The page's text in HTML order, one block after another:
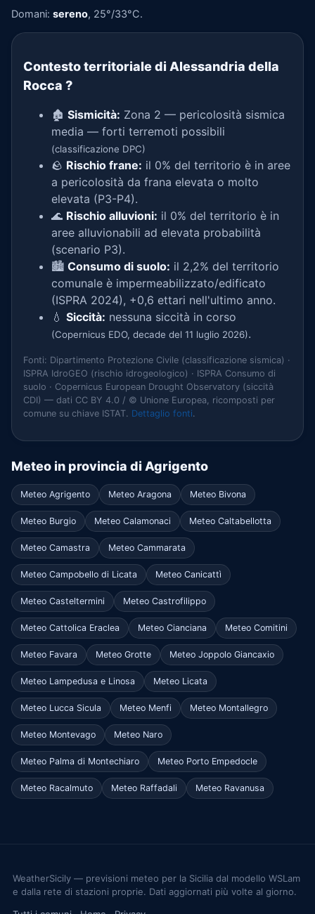
Domani: sereno, 25°/33°C.
Contesto territoriale di Alessandria della
Rocca ?
🏚️ Sismicità: Zona 2 — pericolosità sismica
media — forti terremoti possibili
(classificazione DPC)
🪨 Rischio frane: il 0% del territorio è in aree
a pericolosità da frana elevata o molto
elevata (P3-P4).
🌊 Rischio alluvioni: il 0% del territorio è in
aree alluvionabili ad elevata probabilità
(scenario P3).
🏙️ Consumo di suolo: il 2,2% del territorio
comunale è impermeabilizzato/edificato
(ISPRA 2024), +0,6 ettari nell'ultimo anno.
💧 Siccità: nessuna siccità in corso
(Copernicus EDO, decade del 11 luglio 2026).
Fonti: Dipartimento Protezione Civile (classificazione sismica) ·
ISPRA IdroGEO (rischio idrogeologico) · ISPRA Consumo di
suolo · Copernicus European Drought Observatory (siccità
CDI) — dati CC BY 4.0 / © Unione Europea, ricomposti per
comune su chiave ISTAT. Dettaglio fonti.
Meteo in provincia di Agrigento
Meteo Agrigento Meteo Aragona Meteo Bivona
Meteo Burgio Meteo Calamonaci Meteo Caltabellotta
Meteo Camastra Meteo Cammarata
Meteo Campobello di Licata Meteo Canicattì
Meteo Casteltermini Meteo Castrofilippo
Meteo Cattolica Eraclea Meteo Cianciana Meteo Comitini
Meteo Favara Meteo Grotte Meteo Joppolo Giancaxio
Meteo Lampedusa e Linosa Meteo Licata
Meteo Lucca Sicula Meteo Menfi Meteo Montallegro
Meteo Montevago Meteo Naro
Meteo Palma di Montechiaro Meteo Porto Empedocle
Meteo Racalmuto Meteo Raffadali Meteo Ravanusa
WeatherSicily — previsioni meteo per la Sicilia dal modello WSLam
e dalla rete di stazioni proprie. Dati aggiornati più volte al giorno.